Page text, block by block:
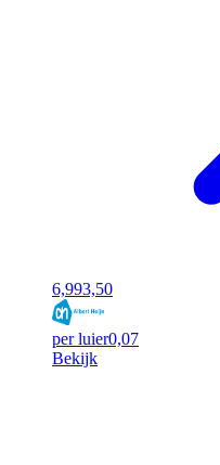
6,993,50
per luier0,07
Bekijk